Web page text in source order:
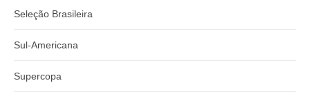
Seleção Brasileira
Sul-Americana
Supercopa